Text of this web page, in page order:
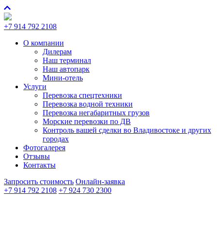
+7 914 792 2108
О компании
Дилерам
Наш терминал
Наш автопарк
Мини-отель
Услуги
Перевозка спецтехники
Перевозка водной техники
Перевозка негабаритных грузов
Морские перевозки по ДВ
Контроль вашей сделки во Владивостоке и других
городах
Фотогалерея
Отзывы
Контакты
Запросить стоимость Онлайн-заявка
+7 914 792 2108 +7 924 730 2300